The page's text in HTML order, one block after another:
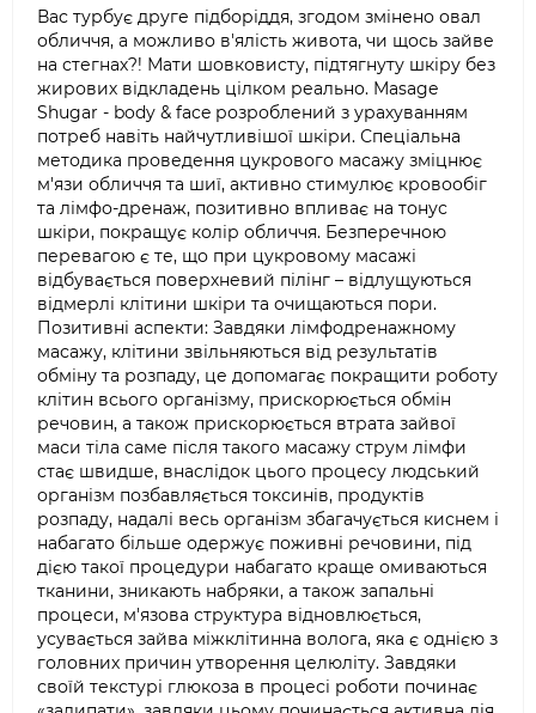
Вас турбує друге підборіддя, згодом змінено овал
обличчя, а можливо в'ялість живота, чи щось зайве
на стегнах?! Мати шовковисту, підтягнуту шкіру без
жирових відкладень цілком реально. Masage
Shugar - body & face розроблений з урахуванням
потреб навіть найчутливішої шкіри. Спеціальна
методика проведення цукрового масажу зміцнює
м'язи обличчя та шиї, активно стимулює кровообіг
та лімфо-дренаж, позитивно впливає на тонус
шкіри, покращує колір обличчя. Безперечною
перевагою є те, що при цукровому масажі
відбувається поверхневий пілінг – відлущуються
відмерлі клітини шкіри та очищаються пори.
Позитивні аспекти: Завдяки лімфодренажному
масажу, клітини звільняються від результатів
обміну та розпаду, це допомагає покращити роботу
клітин всього організму, прискорюється обмін
речовин, а також прискорюється втрата зайвої
маси тіла саме після такого масажу струм лімфи
стає швидше, внаслідок цього процесу людський
організм позбавляється токсинів, продуктів
розпаду, надалі весь організм збагачується киснем і
набагато більше одержує поживні речовини, під
дією такої процедури набагато краще омиваються
тканини, зникають набряки, а також запальні
процеси, м'язова структура відновлюється,
усувається зайва міжклітинна волога, яка є однією з
головних причин утворення целюліту. Завдяки
своїй текстурі глюкоза в процесі роботи починає